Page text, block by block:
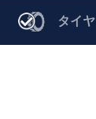
タイヤ